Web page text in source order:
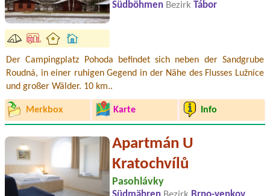
Südböhmen Bezirk Tábor
Der Campingplatz Pohoda befindet sich neben der Sandgrube
Roudná, in einer ruhigen Gegend in der Nähe des Flusses Lužnice
und großer Wälder. 10 km..
Merkbox Karte Info
Apartmán U
Kratochvílů
Pasohlávky